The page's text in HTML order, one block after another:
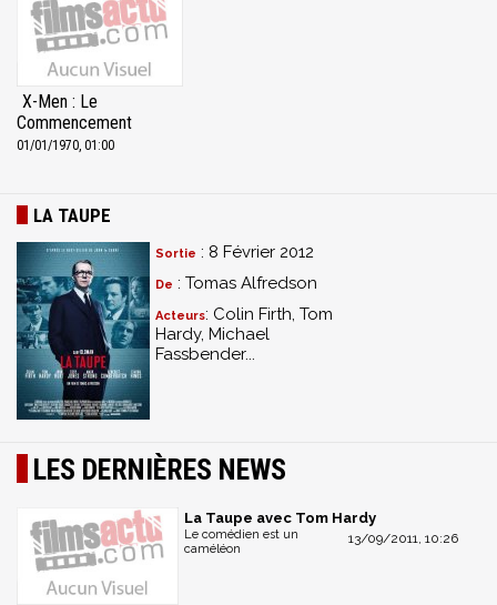
X-Men : Le
Commencement
01/01/1970, 01:00
LA TAUPE
Sortie : 8 Février 2012
De : Tomas Alfredson
Acteurs: Colin Firth, Tom
Hardy, Michael
Fassbender...
LES DERNIÈRES NEWS
La Taupe avec Tom Hardy
13/09/2011, 10:26
Le comédien est un
caméléon